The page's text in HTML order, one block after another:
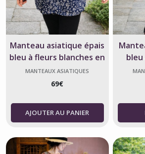
Manteau asiatique épais
bleu à fleurs blanches en
coton et lin
MANTEAUX ASIATIQUES
69€
AJOUTER AU PANIER